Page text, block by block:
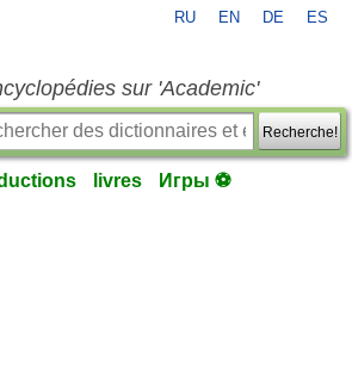
RU EN DE ES
sur 'Academic'
Recherche!
livres Игры ⚽